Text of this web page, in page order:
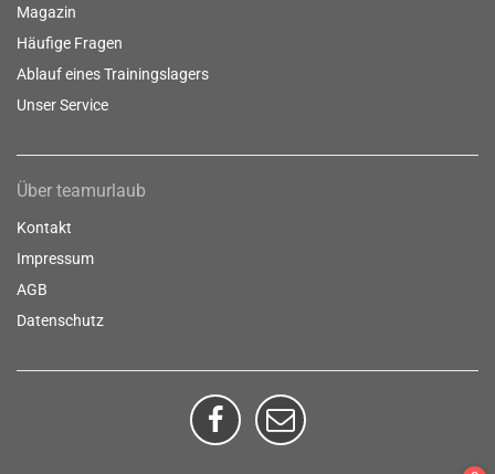
Magazin
Häufige Fragen
Ablauf eines Trainingslagers
Unser Service
Über teamurlaub
Kontakt
Impressum
AGB
Datenschutz